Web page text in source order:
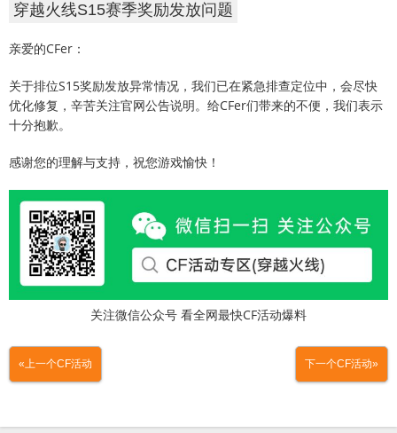
穿越火线S15赛季奖励发放问题
亲爱的CFer：
关于排位S15奖励发放异常情况，我们已在紧急排查定位中，会尽快
优化修复，辛苦关注官网公告说明。给CFer们带来的不便，我们表示
十分抱歉。
感谢您的理解与支持，祝您游戏愉快！
关注微信公众号 看全网最快CF活动爆料
«上一个CF活动 下一个CF活动»